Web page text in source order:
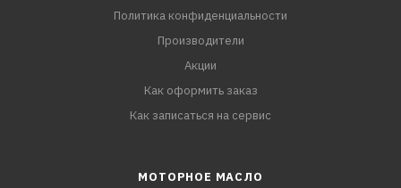
Политика конфиденциальности
Производители
Акции
Как оформить заказ
Как записаться на сервис
МОТОРНОЕ МАСЛО